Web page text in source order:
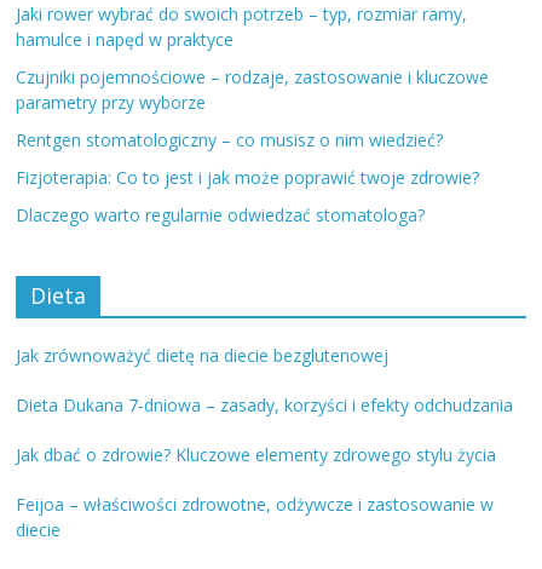
Jaki rower wybrać do swoich potrzeb – typ, rozmiar ramy,
hamulce i napęd w praktyce
Czujniki pojemnościowe – rodzaje, zastosowanie i kluczowe
parametry przy wyborze
Rentgen stomatologiczny – co musisz o nim wiedzieć?
Fizjoterapia: Co to jest i jak może poprawić twoje zdrowie?
Dlaczego warto regularnie odwiedzać stomatologa?
Dieta
Jak zrównoważyć dietę na diecie bezglutenowej
Dieta Dukana 7-dniowa – zasady, korzyści i efekty odchudzania
Jak dbać o zdrowie? Kluczowe elementy zdrowego stylu życia
Feijoa – właściwości zdrowotne, odżywcze i zastosowanie w
diecie